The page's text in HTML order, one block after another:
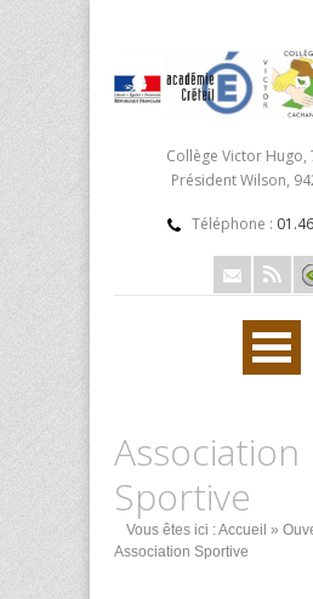
Collège Victor Hugo,
Président Wilson,
Téléphone :
Association
Sportive
Vous êtes ici :Accueil »
Association Sportive